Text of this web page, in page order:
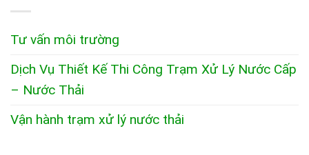
Tư vấn môi trường
Dịch Vụ Thiết Kế Thi Công Trạm Xử Lý Nước Cấp
– Nước Thải
Vận hành trạm xử lý nước thải